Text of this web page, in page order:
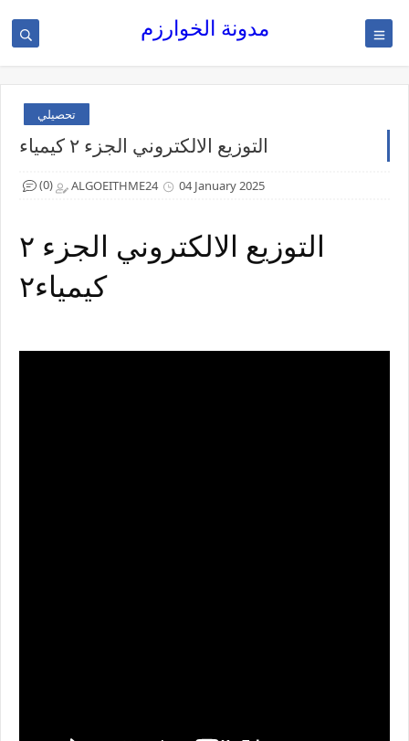
مدونة الخوارزم
تحصيلي
التوزيع الالكتروني الجزء ٢ كيمياء
ALGOEITHME24 04 January 2025
(0)
التوزيع الالكتروني الجزء ٢
كيمياء٢